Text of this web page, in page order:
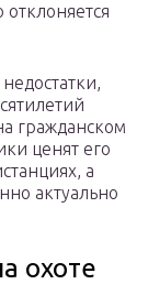
гражданском
ценят его
а
актуально
охоте